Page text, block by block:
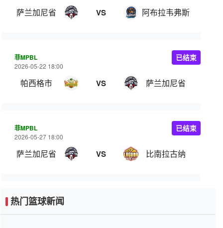
萨兰加尼省 VS 阿布拉韦弗斯
菲MPBL
2026-05-22 18:00
帕西格市 VS 萨兰加尼省
已结束
菲MPBL
2026-05-27 18:00
萨兰加尼省 VS 比南拉古纳
已结束
热门篮球新闻